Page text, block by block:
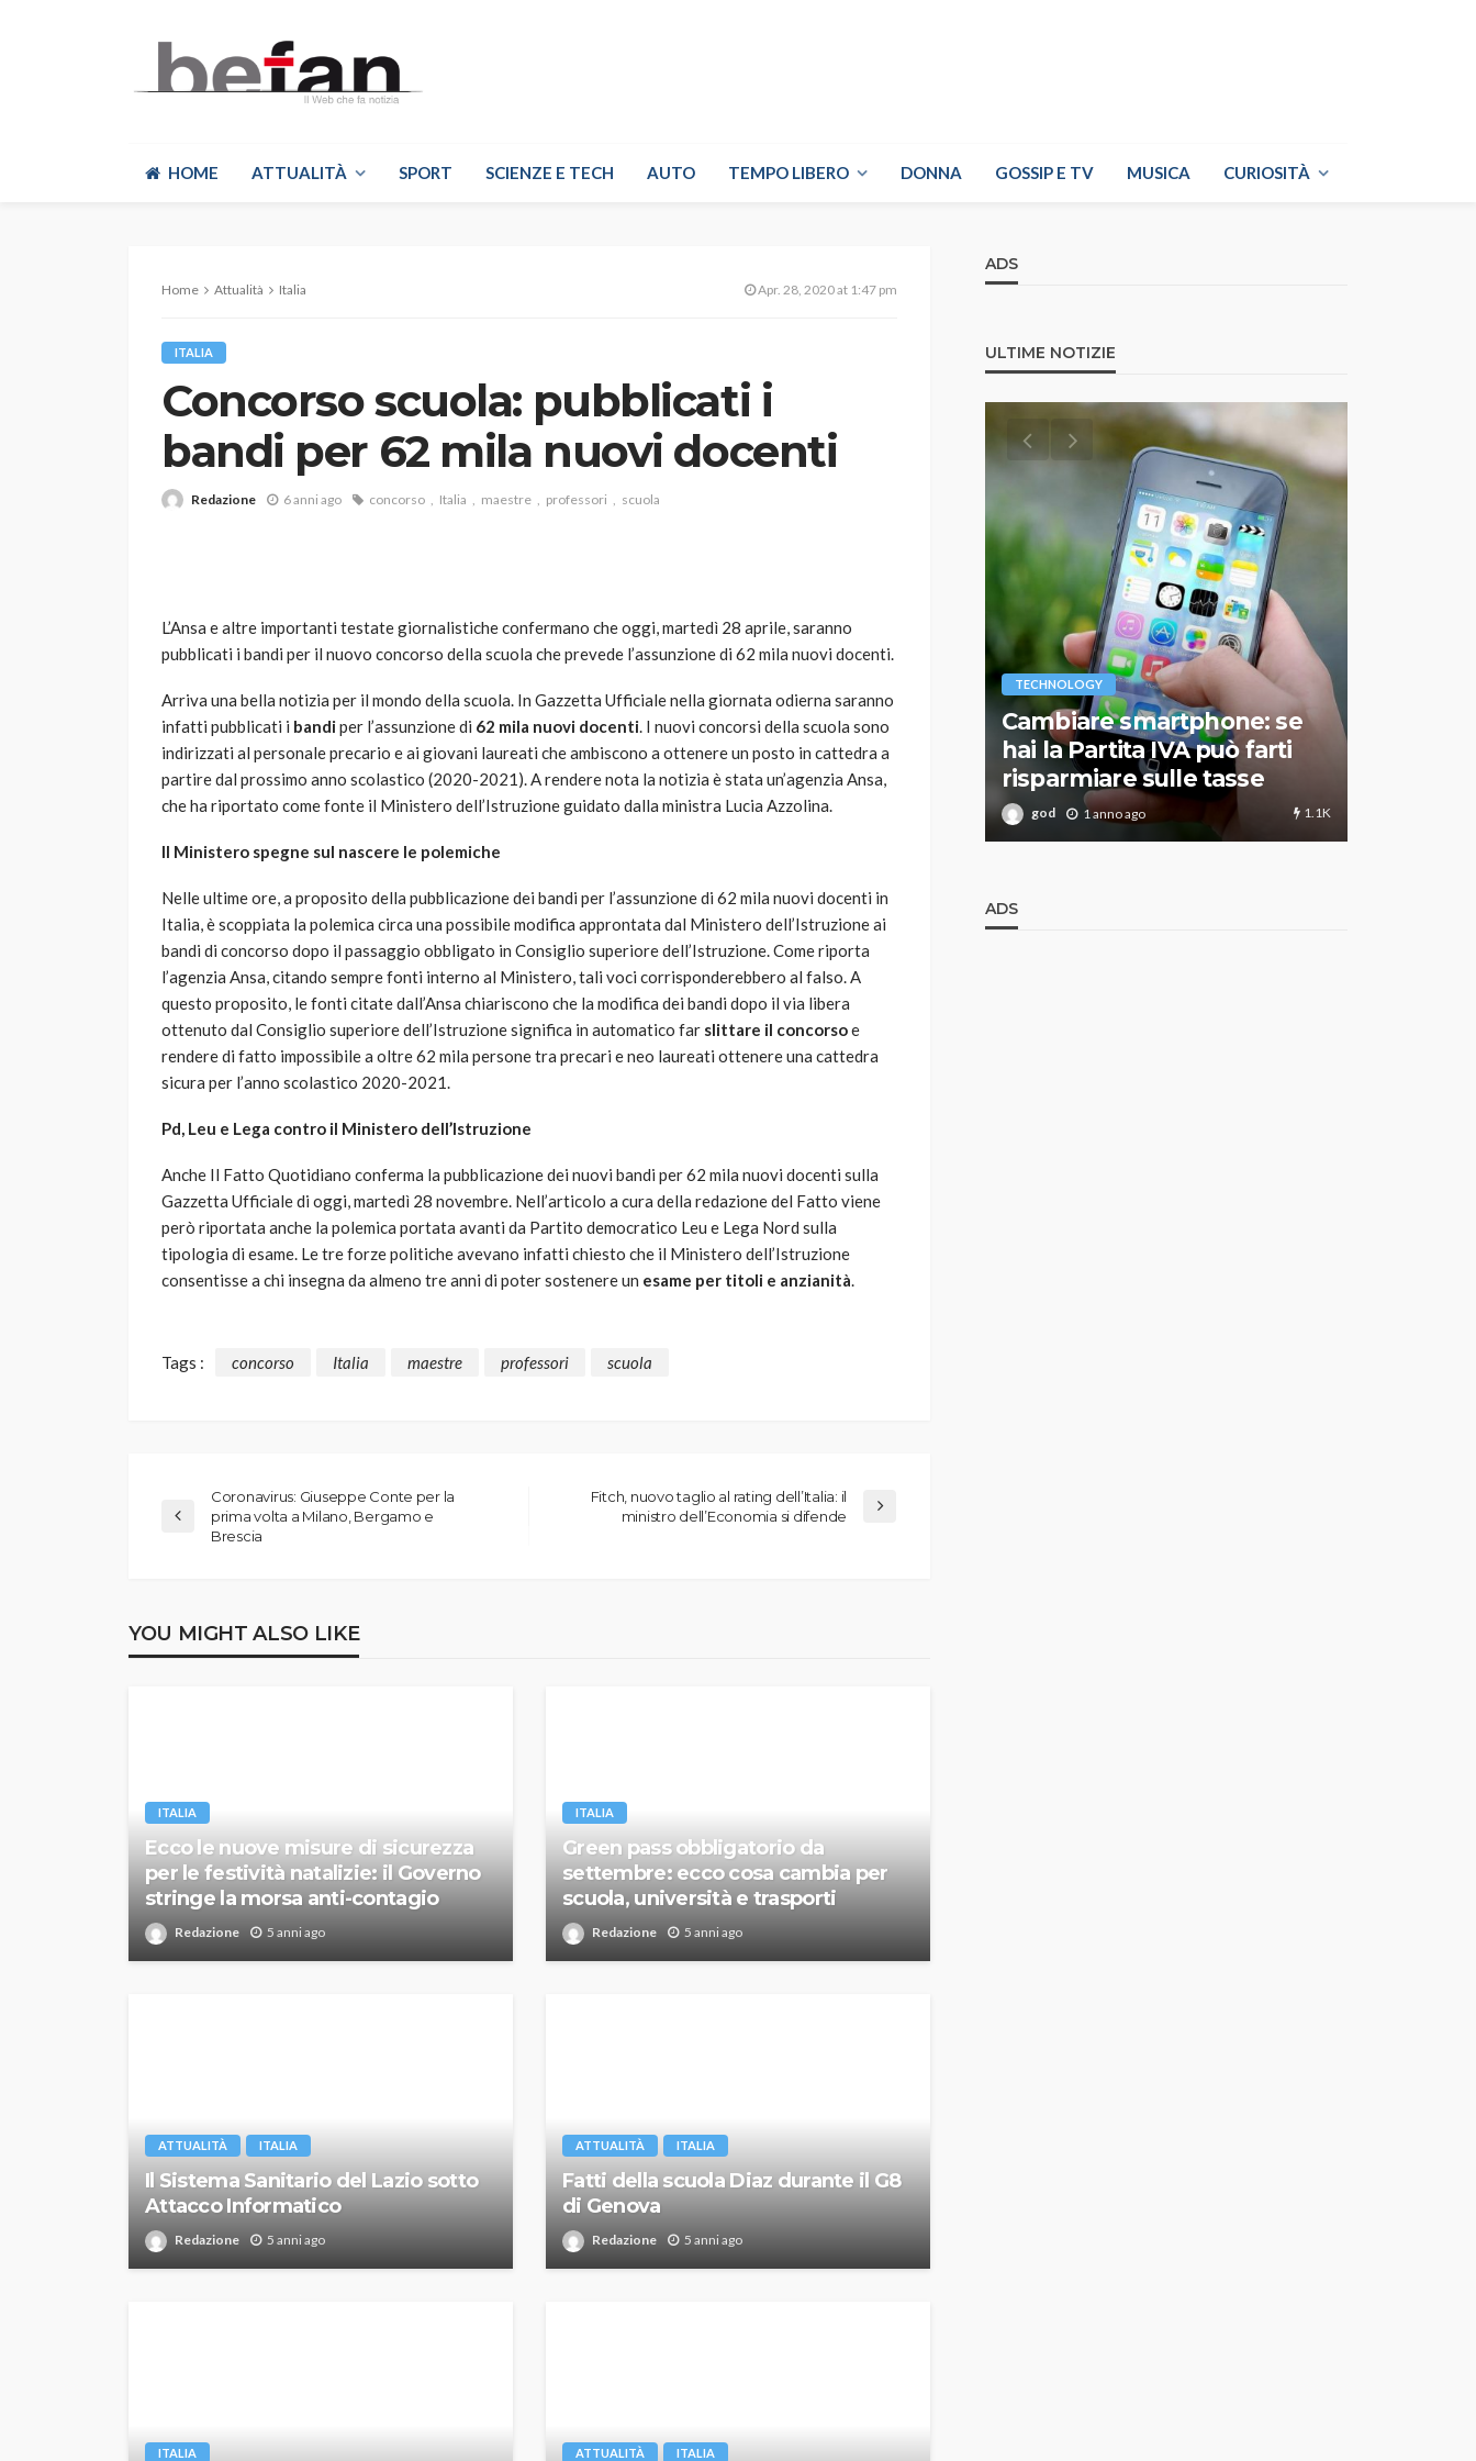
HOME ATTUALITÀ SPORT SCIENZE E TECH AUTO TEMPO LIBERO DONNA GOSSIP E TV MUSICA CURIOSITÀ
Home Attualità Italia Apr. 28, 2020 at 1:47 pm
ITALIA
Concorso scuola: pubblicati i
bandi per 62 mila nuovi docenti
Redazione 6 anni ago concorso Italia maestre professori scuola
L’Ansa e altre importanti testate giornalistiche confermano che oggi, martedì 28 aprile, saranno
pubblicati i bandi per il nuovo concorso della scuola che prevede l’assunzione di 62 mila nuovi docenti.
Arriva una bella notizia per il mondo della scuola. In Gazzetta Ufficiale nella giornata odierna saranno
infatti pubblicati i bandiper l’assunzione di 62 mila nuovi docenti. I nuovi concorsi della scuola sono
indirizzati al personale precario e ai giovani laureati che ambiscono a ottenere un posto in cattedra a
partire dal prossimo anno scolastico (2020-2021). A rendere nota la notizia è stata un’agenzia Ansa,
che ha riportato come fonte il Ministero dell’Istruzione guidato dalla ministra Lucia Azzolina.
Il Ministero spegne sul nascere le polemiche
Nelle ultime ore, a proposito della pubblicazione dei bandi per l’assunzione di 62 mila nuovi docenti in
Italia, è scoppiata la polemica circa una possibile modifica approntata dal Ministero dell’Istruzione ai
bandi di concorso dopo il passaggio obbligato in Consiglio superiore dell’Istruzione. Come riporta
l’agenzia Ansa, citando sempre fonti interno al Ministero, tali voci corrisponderebbero al falso. A
questo proposito, le fonti citate dall’Ansa chiariscono che la modifica dei bandi dopo il via libera
ottenuto dal Consiglio superiore dell’Istruzione significa in automatico far slittare il concorsoe
rendere di fatto impossibile a oltre 62 mila persone tra precari e neo laureati ottenere una cattedra
sicura per l’anno scolastico 2020-2021.
Pd, Leu e Lega contro il Ministero dell’Istruzione
Anche Il Fatto Quotidiano conferma la pubblicazione dei nuovi bandi per 62 mila nuovi docenti sulla
Gazzetta Ufficiale di oggi, martedì 28 novembre. Nell’articolo a cura della redazione del Fatto viene
però riportata anche la polemica portata avanti da Partito democratico Leu e Lega Nord sulla
tipologia di esame. Le tre forze politiche avevano infatti chiesto che il Ministero dell’Istruzione
consentisse a chi insegna da almeno tre anni di poter sostenere un esame per titoli e anzianità.
Tags : concorso Italia maestre professori scuola
Coronavirus: Giuseppe Conte per la
prima volta a Milano, Bergamo e
Brescia
Fitch, nuovo taglio al rating dell’Italia: il
ministro dell’Economia si difende
YOU MIGHT ALSO LIKE
ITALIA
Ecco le nuove misure di sicurezza
per le festività natalizie: il Governo
stringe la morsa anti-contagio
Redazione 5 anni ago
ITALIA
Green pass obbligatorio da
settembre: ecco cosa cambia per
scuola, università e trasporti
Redazione 5 anni ago
ATTUALITÀ ITALIA
Il Sistema Sanitario del Lazio sotto
Attacco Informatico
Redazione 5 anni ago
ATTUALITÀ ITALIA
Fatti della scuola Diaz durante il G8
di Genova
Redazione 5 anni ago
ITALIA ATTUALITÀ ITALIA
ADS
ULTIME NOTIZIE
Robot tagliaerba: quale
scegliere per il tuo prato
god 1 anno ago 784
AUTO SPORT
MG alle Final 8 di Coppa
Davis: tennis mondiale e
passione per
l’automobilismo
abbracciano la stessa causa
god 9 mesi ago
TECHNOLOGY
Cambiare smartphone: se
hai la Partita IVA può farti
risparmiare sulle tasse
god 1 anno ago 1.1K
ADS